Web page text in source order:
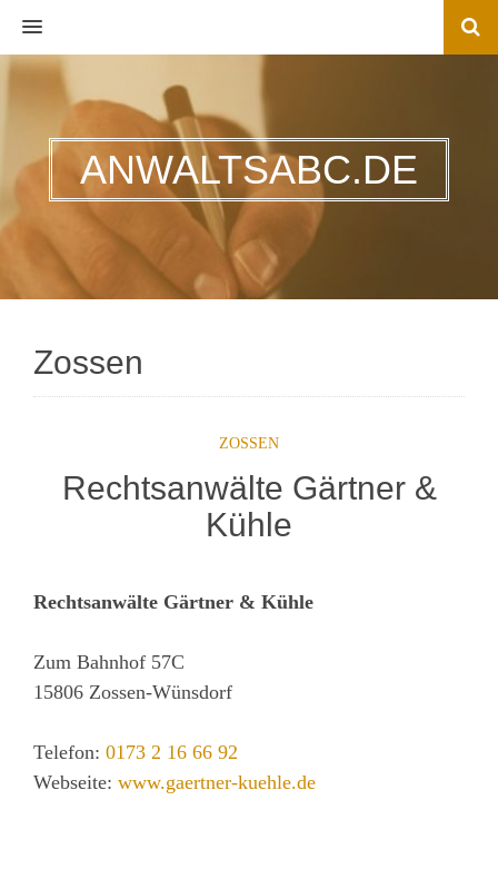
MENU
ANWALTSABC.DE
Zossen
ZOSSEN
Rechtsanwälte Gärtner &
Kühle
Rechtsanwälte Gärtner & Kühle
Zum Bahnhof 57C
15806 Zossen-Wünsdorf
Telefon: 0173 2 16 66 92
Webseite: www.gaertner-kuehle.de